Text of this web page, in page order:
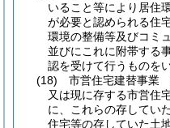
いること等により居住
が必要と認められる住
環境の整備等及びコミ
並びにこれに附帯する
認を受けて行うものをい
(18)
市営住宅建替事業
又は現に存する市営住
に、これらの存してい
住宅等の存していた土